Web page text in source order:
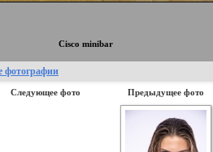
Cisco minibar
фотографии
Следующее фото Предыдущее фото